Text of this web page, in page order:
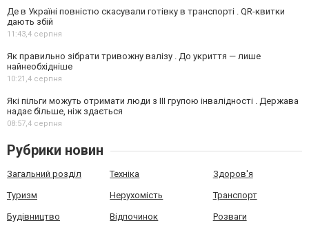
Де в Україні повністю скасували готівку в транспорті . QR-квитки
дають збій
11:43,4 серпня
Як правильно зібрати тривожну валізу . До укриття — лише
найнеобхідніше
10:21,4 серпня
Які пільги можуть отримати люди з III групою інвалідності . Держава
надає більше, ніж здається
08:57,4 серпня
Рубрики новин
Загальний розділ Техніка Здоров'я
Туризм Нерухомість Транспорт
Будівництво Відпочинок Розваги